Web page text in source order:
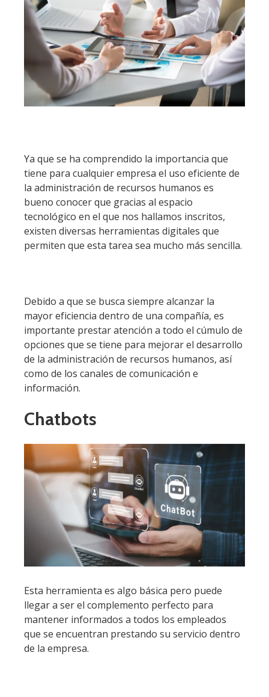
Ya que se ha comprendido la importancia que
tiene para cualquier empresa el uso eficiente de
la administración de recursos humanos es
bueno conocer que gracias al espacio
tecnológico en el que nos hallamos inscritos,
existen diversas herramientas digitales que
permiten que esta tarea sea mucho más sencilla.
Debido a que se busca siempre alcanzar la
mayor eficiencia dentro de una compañía, es
importante prestar atención a todo el cúmulo de
opciones que se tiene para mejorar el desarrollo
de la administración de recursos humanos, así
como de los canales de comunicación e
información.
Chatbots
Esta herramienta es algo básica pero puede
llegar a ser el complemento perfecto para
mantener informados a todos los empleados
que se encuentran prestando su servicio dentro
de la empresa.